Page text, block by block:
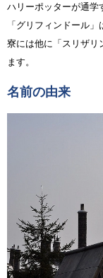
ハリーポッターが通学
「グリフィンドール」
寮には他に「スリザリ
ます。
名前の由来